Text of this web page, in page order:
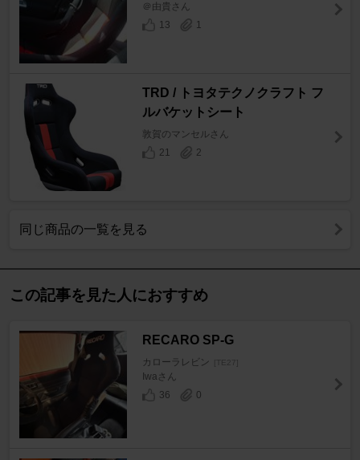
＠由貴さん
13
1
TRD / トヨタテクノクラフト フ
ルバケットシート
敦賀のマンセルさん
21
2
同じ商品の一覧を見る
この記事を見た人におすすめ
RECARO SP-G
カローラレビン [TE27]
Iwaさん
36
0